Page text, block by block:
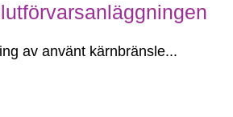
av använt kärnbränsle...